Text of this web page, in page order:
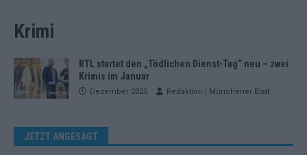
Krimi
RTL startet den „Tödlichen Dienst-Tag“ neu – zwei
Krimis im Januar
Dezember 2025 Redaktion | Münchener Blatt
JETZT ANGESAGT